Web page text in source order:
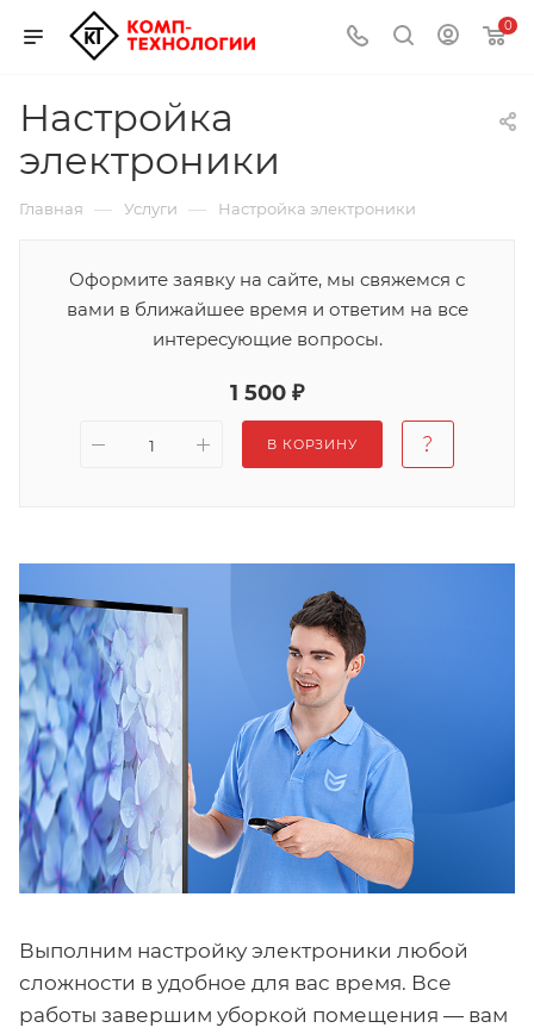
0
Настройка
электроники
Главная — Услуги — Настройка электроники
Оформите заявку на сайте, мы свяжемся с
вами в ближайшее время и ответим на все
интересующие вопросы.
1 500 ₽
В КОРЗИНУ
Выполним настройку электроники любой
сложности в удобное для вас время. Все
работы завершим уборкой помещения — вам